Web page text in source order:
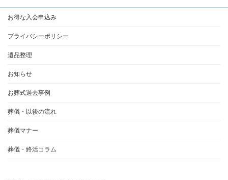
お得な入会申込み
プライバシーポリシー
遺品整理
お知らせ
お葬式過去事例
葬儀・以後の流れ
葬儀マナー
葬儀・終活コラム